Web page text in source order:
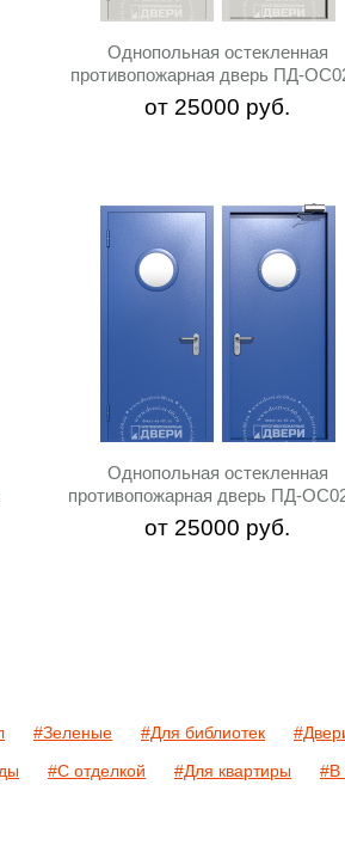
Однопольная остекленная
противопожарная дверь ПД-
от 25000 руб.
Однопольная остекленная
противопожарная дверь ПД-
от 25000 руб.
#Зеленые #Для библиотек
#С отделкой #Для квартиры #В